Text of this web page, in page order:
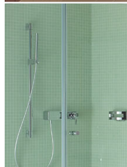
Wir heißen Sie
Als Ihr kompetenter
Als kleines,
Gute Beratung, Qualität
mit dem wir schon seit
Das Unternehmen
wir sind ein Heizungs-
Unsere Fachbereiche
Heizungsanlagen,
Wandheizungen, Öl- und
Badezimmersanierung